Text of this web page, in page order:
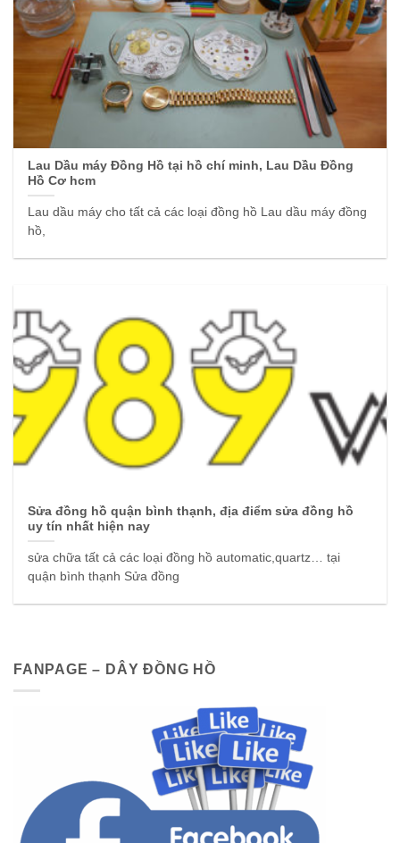
Lau Dầu máy Đồng Hồ tại hồ chí minh, Lau Dầu Đồng
Hồ Cơ hcm
Lau dầu máy cho tất cả các loại đồng hồ Lau dầu máy đồng
hồ,
Sửa đồng hồ quận bình thạnh, địa điểm sửa đồng hồ
uy tín nhất hiện nay
sửa chữa tất cả các loại đồng hồ automatic,quartz… tại
quận bình thạnh Sửa đồng
FANPAGE – DÂY ĐỒNG HỒ